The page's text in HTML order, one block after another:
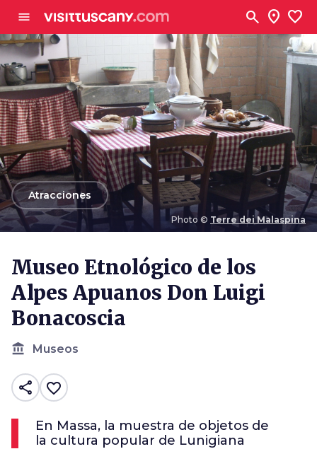
menu search location_on favorite
Photo © Terre dei Malaspina
arrow_backAtracciones
Museo Etnológico de los
Alpes Apuanos Don Luigi
Bonacoscia
account_balance Museos
share favorite_border
En Massa, la muestra de objetos de
la cultura popular de Lunigiana